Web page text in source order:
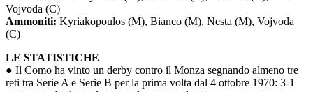
Vojvoda (C)
Ammoniti: Kyriakopoulos (M), Bianco (M), Nesta (M), Vojvoda
(C)
LE STATISTICHE
● Il Como ha vinto un derby contro il Monza segnando almeno tre
reti tra Serie A e Serie B per la prima volta dal 4 ottobre 1970: 3-1